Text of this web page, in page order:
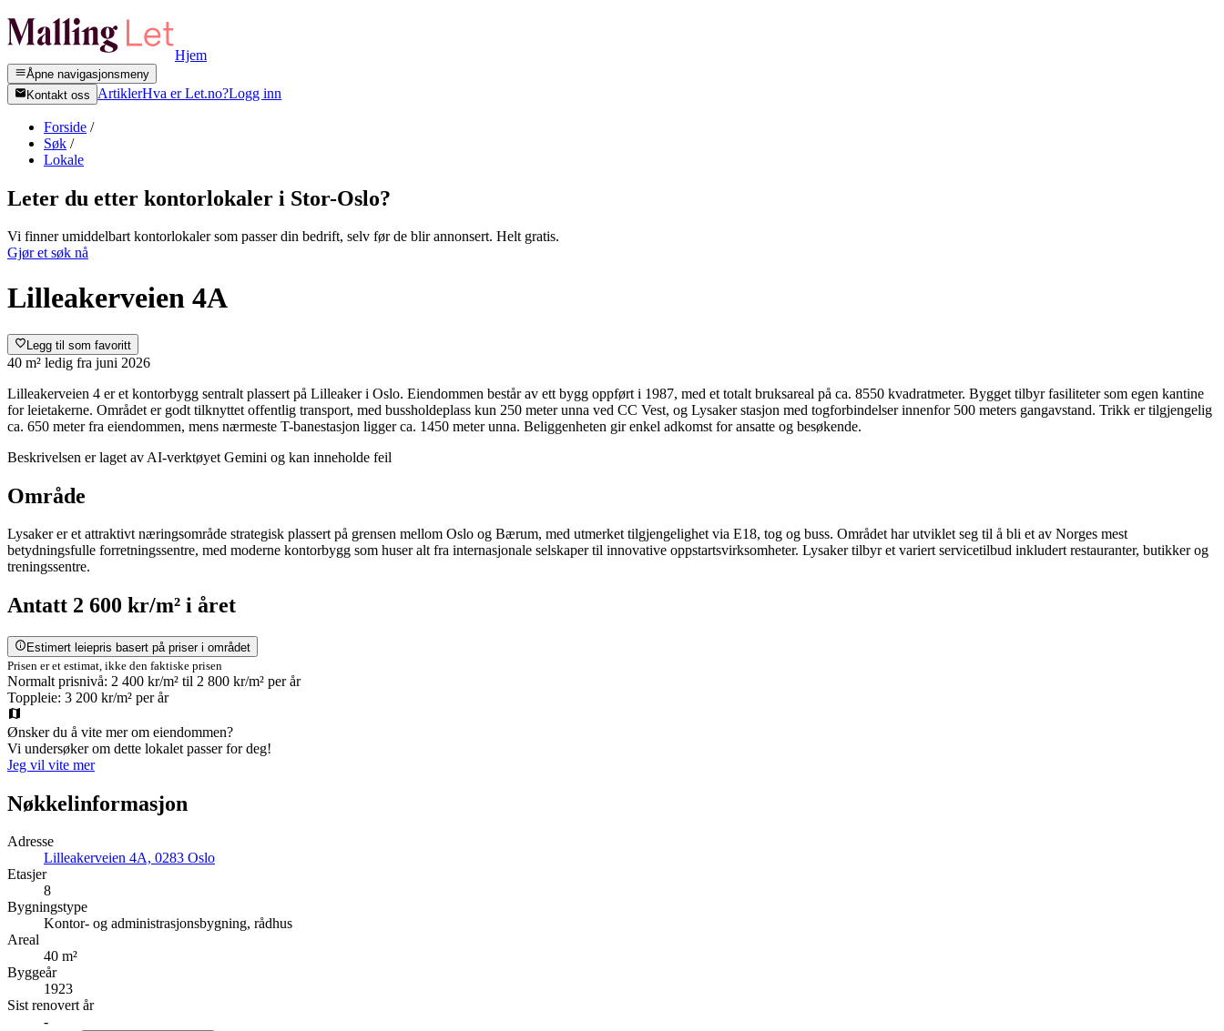
Hjem
Åpne navigasjonsmeny
Kontakt oss
ArtiklerHva er Let.no?Logg inn
Forside /
Søk /
Lokale
Leter du etter kontorlokaler i Stor-Oslo?
Vi finner umiddelbart kontorlokaler som passer din bedrift, selv før de blir annonsert. Helt gratis.
Gjør et søk nå
Lilleakerveien 4A
Legg til som favoritt
40 m² ledig fra juni 2026
Lilleakerveien 4 er et kontorbygg sentralt plassert på Lilleaker i Oslo. Eiendommen består av ett bygg oppført i 1987, med et totalt bruksareal på ca. 8550 kvadratmeter. Bygget tilbyr fasiliteter som egen kantine
for leietakerne. Området er godt tilknyttet offentlig transport, med bussholdeplass kun 250 meter unna ved CC Vest, og Lysaker stasjon med togforbindelser innenfor 500 meters gangavstand. Trikk er tilgjengelig
ca. 650 meter fra eiendommen, mens nærmeste T-banestasjon ligger ca. 1450 meter unna. Beliggenheten gir enkel adkomst for ansatte og besøkende.
Beskrivelsen er laget av AI-verktøyet Gemini og kan inneholde feil
Område
Lysaker er et attraktivt næringsområde strategisk plassert på grensen mellom Oslo og Bærum, med utmerket tilgjengelighet via E18, tog og buss. Området har utviklet seg til å bli et av Norges mest
betydningsfulle forretningssentre, med moderne kontorbygg som huser alt fra internasjonale selskaper til innovative oppstartsvirksomheter. Lysaker tilbyr et variert servicetilbud inkludert restauranter, butikker og
treningssentre.
Antatt 2 600 kr/m² i året
Estimert leiepris basert på priser i området
Prisen er et estimat, ikke den faktiske prisen
Normalt prisnivå: 2 400 kr/m² til 2 800 kr/m² per år
Toppleie: 3 200 kr/m² per år
Ønsker du å vite mer om eiendommen?
Vi undersøker om dette lokalet passer for deg!
Jeg vil vite mer
Nøkkelinformasjon
Adresse
Lilleakerveien 4A, 0283 Oslo
Etasjer
8
Bygningstype
Kontor- og administrasjonsbygning, rådhus
Areal
40 m²
Byggeår
1923
Sist renovert år
-